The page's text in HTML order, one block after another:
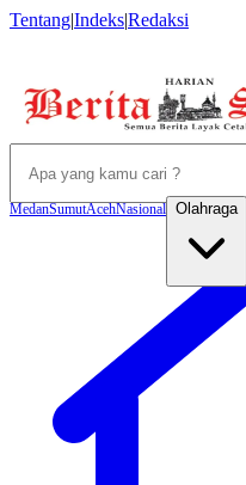
Tentang|Indeks|Redaksi
MedanSumutAcehNasional Olahraga